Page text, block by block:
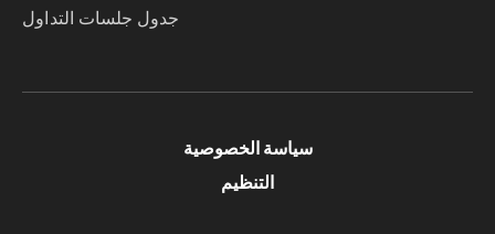
جدول جلسات التداول
سياسة الخصوصية
التنظيم